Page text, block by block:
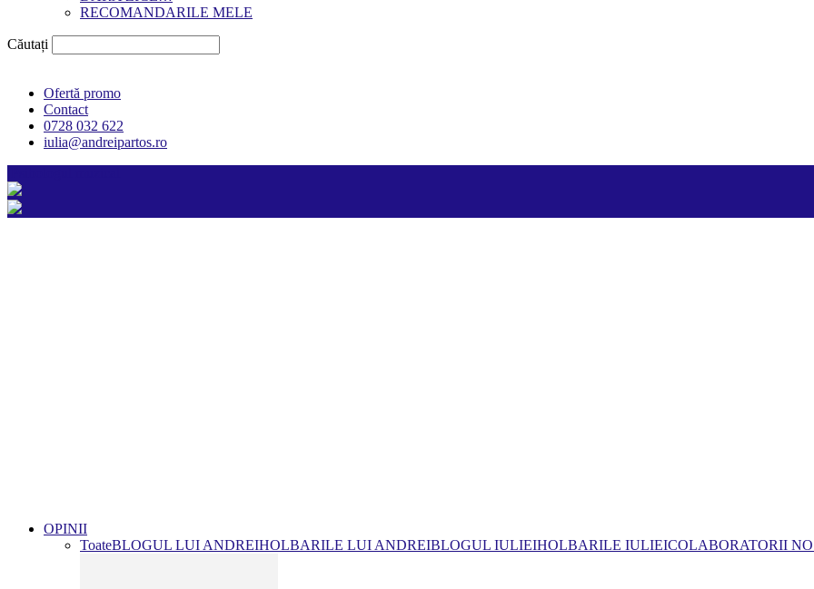
RECOMANDARILE MELE
Căutați
Ofertă promo
Contact
0728 032 622
iulia@andreipartos.ro
OPINII
ToateBLOGUL LUI ANDREIHOLBARILE LUI ANDREIBLOGUL IULIEIHOLBARILE IULIEICOLABORATORII